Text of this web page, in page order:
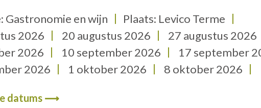
Gastronomie en wijn
Plaats: Levico Terme
2026 20 augustus 2026
27 augustus 2026
2026
10 september 2026
17 september
2026
1 oktober 2026
8 oktober 2026
datums ⟶